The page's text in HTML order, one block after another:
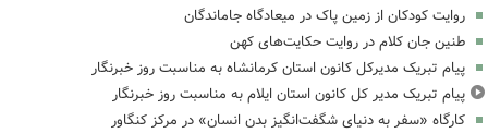
روایت کودکان از زمین پاک در میعادگاه جاماندگان
طنین جان کلام در روایت حکایت‌های کهن
پیام تبریک مدیرکل کانون استان کرمانشاه به مناسبت روز خبرنگار
پیام تبریک مدیر کل کانون استان ایلام به مناسبت روز خبرنگار
کارگاه «سفر به دنیای شگفت‌انگیز بدن انسان» در مرکز کنگاور